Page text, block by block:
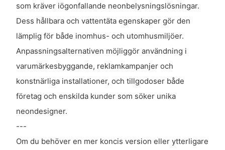
som kräver iögonfallande neonbelysningslösningar.
Dess hållbara och vattentäta egenskaper gör den
lämplig för både inomhus- och utomhusmiljöer.
Anpassningsalternativen möjliggör användning i
varumärkesbyggande, reklamkampanjer och
konstnärliga installationer, och tillgodoser både
företag och enskilda kunder som söker unika
neondesigner.
---
Om du behöver en mer koncis version eller ytterligare